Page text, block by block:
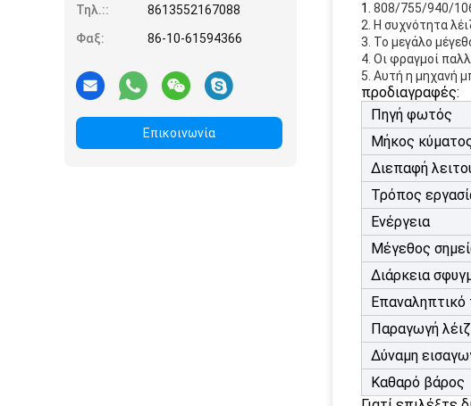
Τηλ.::
8613552167088
Φαξ:
86-10-61594366
Επικοινωνία
1. 808/755/940/
2. Η συχνότητα
3. Το μεγάλο
4. Οι φραγμοί
5. Αυτή η μηχανή
προδιαγραφές:
Πηγή φωτός
Μήκος
Διεπαφή
Τρόπος
Ενέργεια
Μέγεθος
Διάρκεια
Παραγωγή
Δύναμη
Καθαρό βάρος